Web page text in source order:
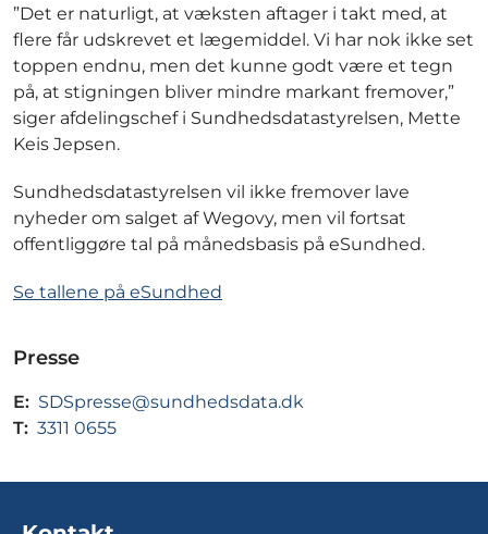
”Det er naturligt, at væksten aftager i takt med, at
flere får udskrevet et lægemiddel. Vi har nok ikke set
toppen endnu, men det kunne godt være et tegn
på, at stigningen bliver mindre markant fremover,”
siger afdelingschef i Sundhedsdatastyrelsen, Mette
Keis Jepsen.
Sundhedsdatastyrelsen vil ikke fremover lave
nyheder om salget af Wegovy, men vil fortsat
offentliggøre tal på månedsbasis på eSundhed.
Se tallene på eSundhed
Presse
E: SDSpresse@sundhedsdata.dk
T: 3311 0655